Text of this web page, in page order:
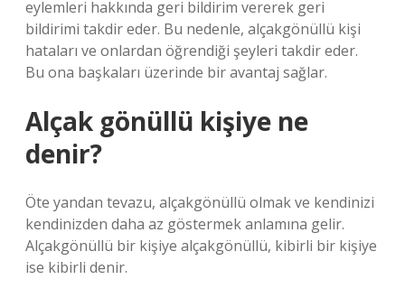
eylemleri hakkında geri bildirim vererek geri
bildirimi takdir eder. Bu nedenle, alçakgönüllü kişi
hataları ve onlardan öğrendiği şeyleri takdir eder.
Bu ona başkaları üzerinde bir avantaj sağlar.
Alçak gönüllü kişiye ne
denir?
Öte yandan tevazu, alçakgönüllü olmak ve kendinizi
kendinizden daha az göstermek anlamına gelir.
Alçakgönüllü bir kişiye alçakgönüllü, kibirli bir kişiye
ise kibirli denir.